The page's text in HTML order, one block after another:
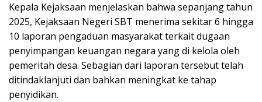
Kepala Kejaksaan menjelaskan bahwa sepanjang tahun
2025, Kejaksaan Negeri SBT menerima sekitar 6 hingga
10 laporan pengaduan masyarakat terkait dugaan
penyimpangan keuangan negara yang di kelola oleh
pemeritah desa. Sebagian dari laporan tersebut telah
ditindaklanjuti dan bahkan meningkat ke tahap
penyidikan.